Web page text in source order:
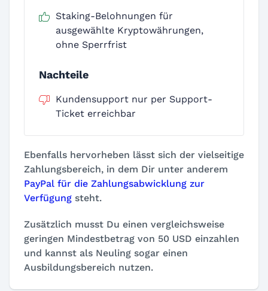
Staking-Belohnungen für
ausgewählte Kryptowährungen,
ohne Sperrfrist
Nachteile
Kundensupport nur per Support-
Ticket erreichbar
Ebenfalls hervorheben lässt sich der vielseitige
Zahlungsbereich, in dem Dir unter anderem
PayPal für die Zahlungsabwicklung zur
Verfügung steht.
Zusätzlich musst Du einen vergleichsweise
geringen Mindestbetrag von 50 USD einzahlen
und kannst als Neuling sogar einen
Ausbildungsbereich nutzen.